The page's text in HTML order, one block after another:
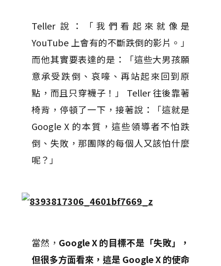
Teller 說：「我們看起來就像是
YouTube 上會有的不斷跌倒的影片。」
而他其實要表達的是：「這些大男孩願
意承受跌倒、哀嚎、再站起來回到原
點，而且只穿襪子！」 Teller 往後靠著
椅背，停頓了一下，接著說：「這就是
Google X 的本質，這些領導者不怕跌
倒、失敗，那團隊的每個人又該怕什麼
呢？」
當然， Google X 的目標不是「失敗」，
但很多方面看來，這是 Google X 的使命